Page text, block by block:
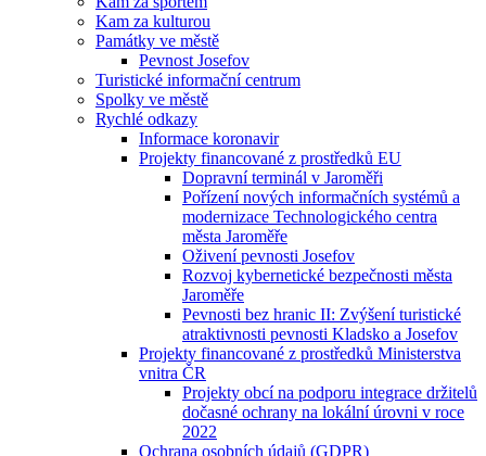
Kam za kulturou
Památky ve městě
Pevnost Josefov
Turistické informační centrum
Spolky ve městě
Rychlé odkazy
Informace koronavir
Projekty financované z prostředků EU
Dopravní terminál v Jaroměři
Pořízení nových informačních systémů a
modernizace Technologického centra
města Jaroměře
Oživení pevnosti Josefov
Rozvoj kybernetické bezpečnosti města
Jaroměře
Pevnosti bez hranic II: Zvýšení turistické
atraktivnosti pevnosti Kladsko a Josefov
Projekty financované z prostředků Ministerstva
vnitra ČR
Projekty obcí na podporu integrace držitelů
dočasné ochrany na lokální úrovni v roce
2022
Ochrana osobních údajů (GDPR)